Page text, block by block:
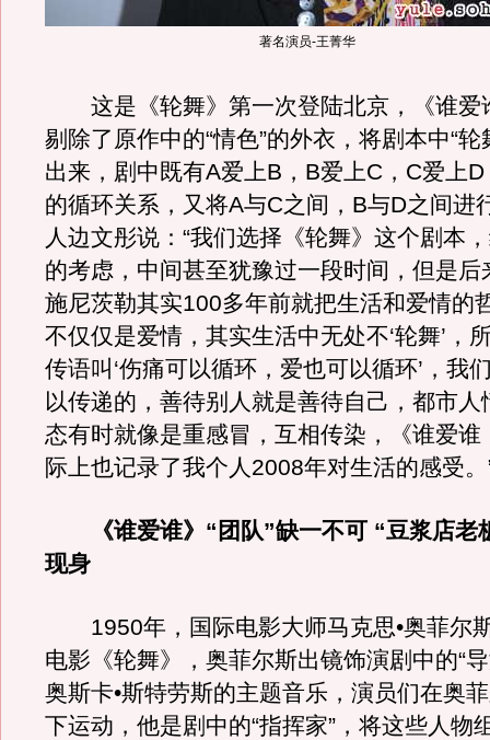
著名演员-王菁华
这是《轮舞》第一次登陆北京，《谁爱
剔除了原作中的“情色”的外衣，将剧本中“轮
出来，剧中既有A爱上B，B爱上C，C爱上
的循环关系，又将A与C之间，B与D之间进
人边文彤说：“我们选择《轮舞》这个剧本
的考虑，中间甚至犹豫过一段时间，但是后
施尼茨勒其实100多年前就把生活和爱情的
不仅仅是爱情，其实生活中无处不‘轮舞’，
传语叫‘伤痛可以循环，爱也可以循环’，我
以传递的，善待别人就是善待自己，都市人
态有时就像是重感冒，互相传染，《谁爱谁
际上也记录了我个人2008年对生活的感受。
《谁爱谁》“团队”缺一不可 “豆浆店老
现身
1950年，国际电影大师马克思•奥菲尔
电影《轮舞》，奥菲尔斯出镜饰演剧中的“
奥斯卡•斯特劳斯的主题音乐，演员们在奥
下运动，他是剧中的“指挥家”，将这些人物